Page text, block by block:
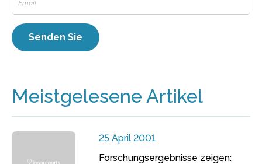
Meistgelesene Artikel
25 April 2001
Forschungsergebnisse zeigen: